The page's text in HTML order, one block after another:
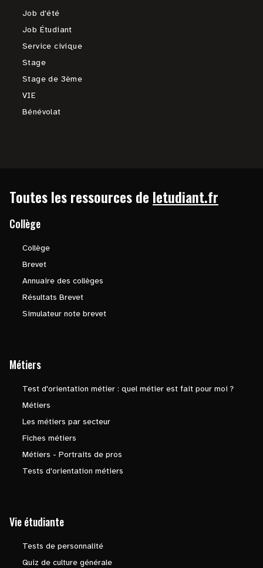
Job d'été
Job Étudiant
Service civique
Stage
Stage de 3ème
VIE
Bénévolat
Toutes les ressources de letudiant.fr
Collège
Collège
Brevet
Annuaire des collèges
Résultats Brevet
Simulateur note brevet
Métiers
Test d'orientation métier : quel métier est fait pour moi ?
Métiers
Les métiers par secteur
Fiches métiers
Métiers - Portraits de pros
Tests d'orientation métiers
Vie étudiante
Tests de personnalité
Quiz de culture générale